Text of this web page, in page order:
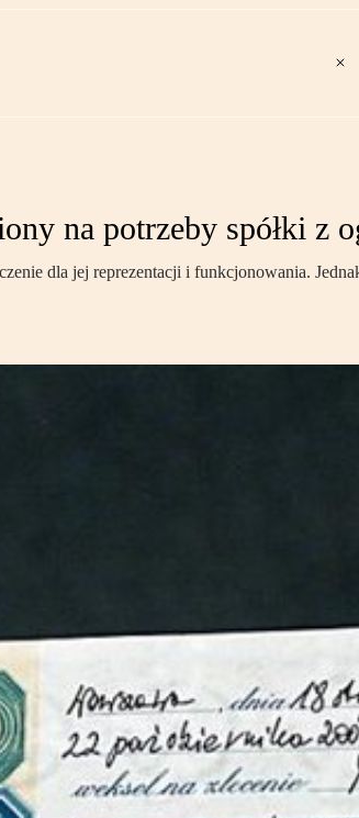
na potrzeby spółki z
dla jej reprezentacji i funkcjonowania.